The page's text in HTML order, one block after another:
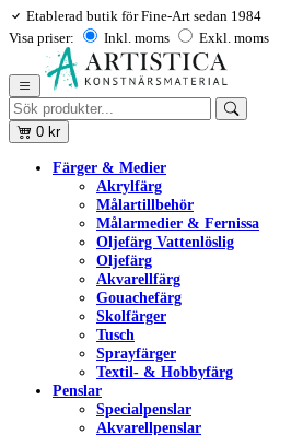
Etablerad butik för Fine-Art sedan 1984
Visa priser:
Inkl. moms Exkl. moms
0 kr
Färger & Medier
Akrylfärg
Målartillbehör
Målarmedier & Fernissa
Oljefärg Vattenlöslig
Oljefärg
Akvarellfärg
Gouachefärg
Skolfärger
Tusch
Sprayfärger
Textil- & Hobbyfärg
Penslar
Specialpenslar
Akvarellpenslar